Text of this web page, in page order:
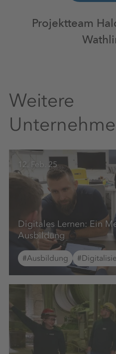
Projektteam
Weitere
12. Feb. 25
Digitales Lernen: Ein
Ausbildung
#Ausbildung